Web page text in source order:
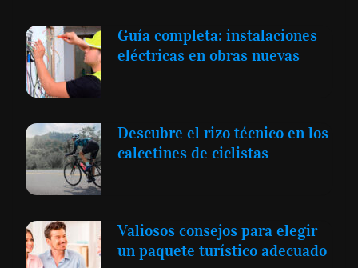
Guía completa: instalaciones
eléctricas en obras nuevas
Descubre el rizo técnico en los
calcetines de ciclistas
Valiosos consejos para elegir
un paquete turístico adecuado